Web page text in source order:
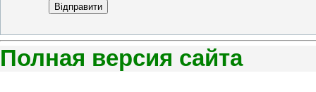
Відправити
Полная версия сайта